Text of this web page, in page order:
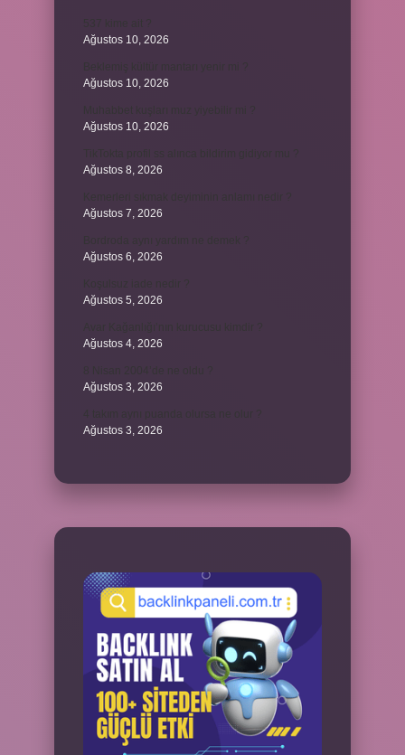
Ağustos 10, 2026
Ağustos 10, 2026
Ağustos 10, 2026
Ağustos 8, 2026
Ağustos 7, 2026
Ağustos 6, 2026
Ağustos 5, 2026
Ağustos 4, 2026
Ağustos 3, 2026
Ağustos 3, 2026